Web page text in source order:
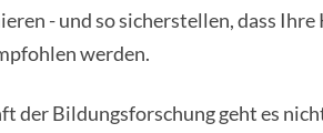
- und so sicherstellen, dass Ihre
werden.
der Bildungsforschung geht es